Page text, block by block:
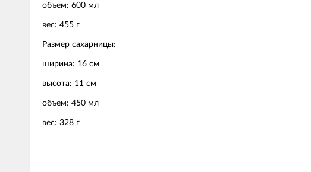
объем: 600 мл
вес: 455 г
Размер сахарницы:
ширина: 16 см
высота: 11 см
объем: 450 мл
вес: 328 г